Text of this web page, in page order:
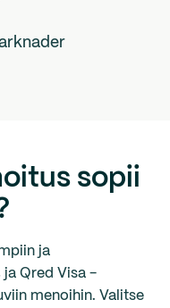
sopii
ja
Qred Visa -
menoihin. Valitse